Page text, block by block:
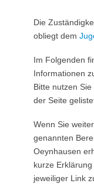
Die
obliegt dem
Im Folgenden
Informationen
Bitte nutzen
der Seite
Wenn Sie
genannten
Oeynhausen
kurze
jeweiliger Link